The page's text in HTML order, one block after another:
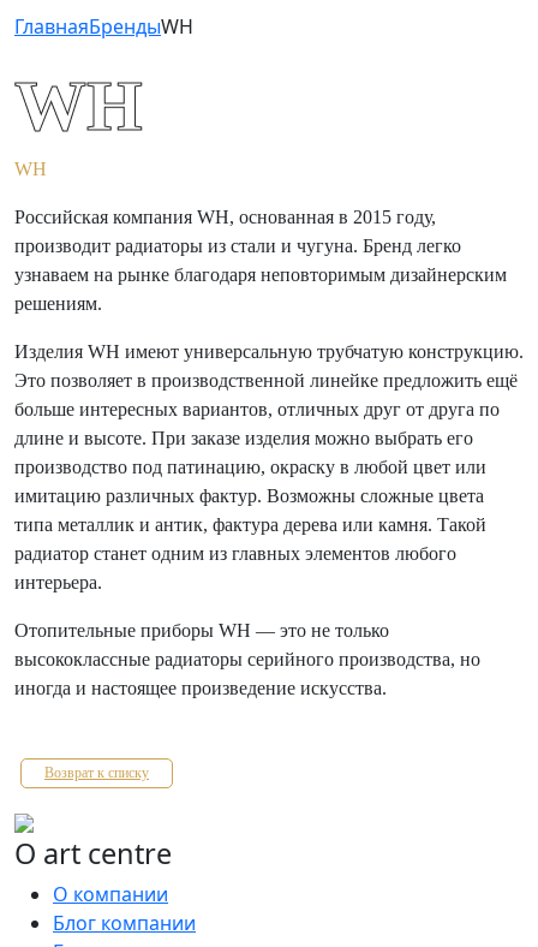
ГлавнаяБрендыWH
WH
WH
Российская компания WH, основанная в 2015 году,
производит радиаторы из стали и чугуна. Бренд легко
узнаваем на рынке благодаря неповторимым дизайнерским
решениям.
Изделия WH имеют универсальную трубчатую конструкцию.
Это позволяет в производственной линейке предложить ещё
больше интересных вариантов, отличных друг от друга по
длине и высоте. При заказе изделия можно выбрать его
производство под патинацию, окраску в любой цвет или
имитацию различных фактур. Возможны сложные цвета
типа металлик и антик, фактура дерева или камня. Такой
радиатор станет одним из главных элементов любого
интерьера.
Отопительные приборы WH — это не только
высококлассные радиаторы серийного производства, но
иногда и настоящее произведение искусства.
Возврат к списку
О art centre
О компании
Блог компании